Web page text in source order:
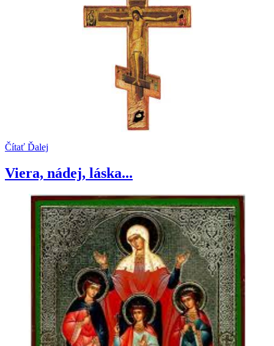
Čítať Ďalej
Viera, nádej, láska...